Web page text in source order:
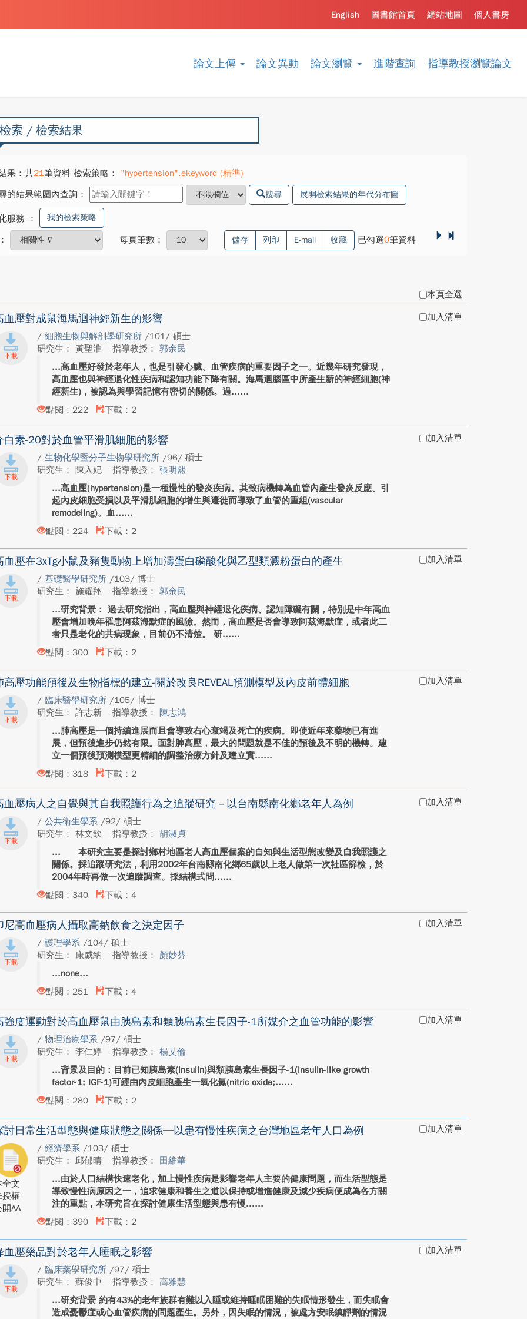
論文上傳 論文異動 論文瀏覽 進階查詢 指導教授瀏覽論文
個人書房
網站地圖
圖書館首頁
English
索 / 檢索結果
果：共21筆資料 檢索策略：
"hypertension".ekeyword (精準)
的結果範圍內查詢：
搜尋 展開檢索結果的年代分布圖
服務 ： 我的檢索策略
每頁筆數： 儲存 列印 E-mail 收藏 已勾選0筆資料
本頁全選
血壓對成鼠海馬迴神經新生的影響
/細胞生物與解剖學研究所 /101/ 碩士
研究生： 黃聖淮
指導教授：郭余民
高血壓好發於老年人，也是引發心臟、血管疾病的重要因子之一。近幾年研究發現，
高血壓也與神經退化性疾病和認知功能下降有關。海馬迴腦區中所產生新的神經細胞(神
經新生)，被認為與學習記憶有密切的關係。過...
點閱：222
下載：2
加入清單
白素-20對於血管平滑肌細胞的影響
/生物化學暨分子生物學研究所 /96/ 碩士
研究生： 陳入妃
指導教授：張明熙
高血壓(hypertension)是一種慢性的發炎疾病。其致病機轉為血管內產生發炎反應、引
起內皮細胞受損以及平滑肌細胞的增生與遷徙而導致了血管的重組(vascular
remodeling)。血...
點閱：224
下載：2
加入清單
血壓在3xTg小鼠及豬隻動物上增加濤蛋白磷酸化與乙型類澱粉蛋白的產生
/基礎醫學研究所 /103/ 博士
研究生： 施耀翔
指導教授：郭余民
研究背景： 過去研究指出，高血壓與神經退化疾病、認知障礙有關，特別是中年高血
壓會增加晚年罹患阿茲海默症的風險。然而，高血壓是否會導致阿茲海默症，或者此二
者只是老化的共病現象，目前仍不清楚。 研...
點閱：300
下載：2
加入清單
高壓功能預後及生物指標的建立-關於改良REVEAL預測模型及內皮前體細胞
/臨床醫學研究所 /105/ 博士
研究生： 許志新
指導教授： 陳志鴻
肺高壓是一個持續進展而且會導致右心衰竭及死亡的疾病。即使近年來藥物已有進
展，但預後進步仍然有限。面對肺高壓，最大的問題就是不佳的預後及不明的機轉。建
立一個預後預測模型更精細的調整治療方針及建立實...
點閱：318
下載：2
加入清單
血壓病人之自覺與其自我照護行為之追蹤研究－以台南縣南化鄉老年人為例
/公共衛生學系 /92/ 碩士
研究生： 林文欽
指導教授：胡淑貞
本研究主要是探討鄉村地區老人高血壓個案的自知與生活型態改變及自我照護之
關係。採追蹤研究法，利用2002年台南縣南化鄉65歲以上老人做第一次社區篩檢，於
2004年時再做一次追蹤調查。採結構式問...
點閱：340
下載：4
加入清單
尼高血壓病人攝取高鈉飲食之決定因子
/護理學系 /104/ 碩士
研究生： 康威納
指導教授： 顏妙芬
none
點閱：251
下載：4
加入清單
強度運動對於高血壓鼠由胰島素和類胰島素生長因子-1所媒介之血管功能的影響
/物理治療學系 /97/ 碩士
研究生： 李仁婷
指導教授：楊艾倫
背景及目的：目前已知胰島素(insulin)與類胰島素生長因子-1(insulin-like growth
factor-1; IGF-1)可經由內皮細胞產生一氧化氮(nitric oxide;...
點閱：280
下載：2
加入清單
討日常生活型態與健康狀態之關係─以患有慢性疾病之台灣地區老年人口為例
全文
授權
AA
/經濟學系 /103/ 碩士
研究生： 邱郁晴
指導教授： 田維華
由於人口結構快速老化，加上慢性疾病是影響老年人主要的健康問題，而生活型態是
導致慢性病原因之一，追求健康和養生之道以保持或增進健康及減少疾病便成為各方關
注的重點，本研究旨在探討健康生活型態與患有慢...
點閱：390
下載：2
加入清單
血壓藥品對於老年人睡眠之影響
/臨床藥學研究所 /97/ 碩士
研究生： 蘇俊中
指導教授：高雅慧
研究背景 約有43%的老年族群有難以入睡或維持睡眠困難的失眠情形發生，而失眠會
造成憂鬱症或心血管疾病的問題產生。另外，因失眠的情況，被處方安眠鎮靜劑的情況
加入清單